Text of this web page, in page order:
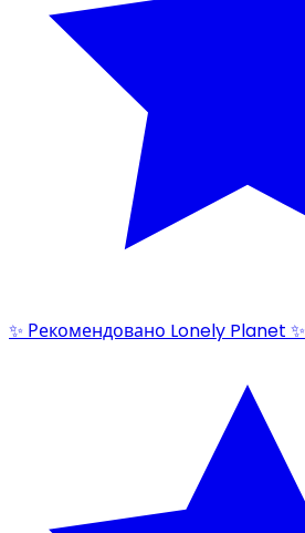
✨ Рекомендовано Lonely Planet ✨